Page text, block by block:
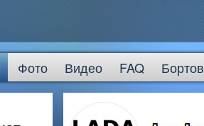
Фото Видео FAQ